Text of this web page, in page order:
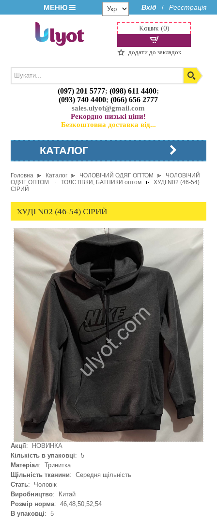
МЕНЮ Вхід / Реєстрація
(097) 201 5777;(098) 611 4400;
(093) 740 4400;(066) 656 2777
sales.ulyot@gmail.com
Рекордно низькі ціни!
Безкоштовна доставка від...
Кошик (0)
додати до закладок
КАТАЛОГ
Головна Каталог ЧОЛОВІЧИЙ ОДЯГ ОПТОМ
ЧОЛОВІЧИЙ
ОДЯГ ОПТОМ
ТОЛСТІВКИ, БАТНИКИ оптом
ХУДІ N02 (46-54)
СІРИЙ
ХУДІ N02 (46-54) СІРИЙ
Акції: НОВИНКА
Кількість в упаковці: 5
Матеріал: Тринитка
Щільність тканини: Середня щільність
Стать: Чоловік
Виробництво: Китай
Розмір норма: 46,48,50,52,54
В упаковці: 5